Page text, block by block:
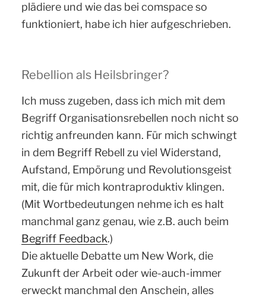
plädiere und wie das bei comspace so
funktioniert, habe ich hier aufgeschrieben.
Rebellion als Heilsbringer?
Ich muss zugeben, dass ich mich mit dem
Begriff Organisationsrebellen noch nicht so
richtig anfreunden kann. Für mich schwingt
in dem Begriff Rebell zu viel Widerstand,
Aufstand, Empörung und Revolutionsgeist
mit, die für mich kontraproduktiv klingen.
(Mit Wortbedeutungen nehme ich es halt
manchmal ganz genau, wie z.B. auch beim
Begriff Feedback.)
Die aktuelle Debatte um New Work, die
Zukunft der Arbeit oder wie-auch-immer
erweckt manchmal den Anschein, alles